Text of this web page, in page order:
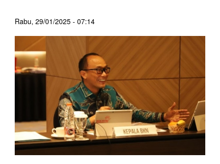
Rabu, 29/01/2025 - 07:14